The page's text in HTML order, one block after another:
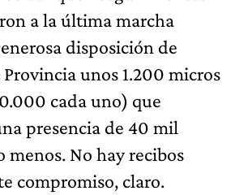
a la última marcha
disposición de
unos 1.200 micros
cada uno) que
presencia de 40 mil
menos. No hay recibos
compromiso, claro.